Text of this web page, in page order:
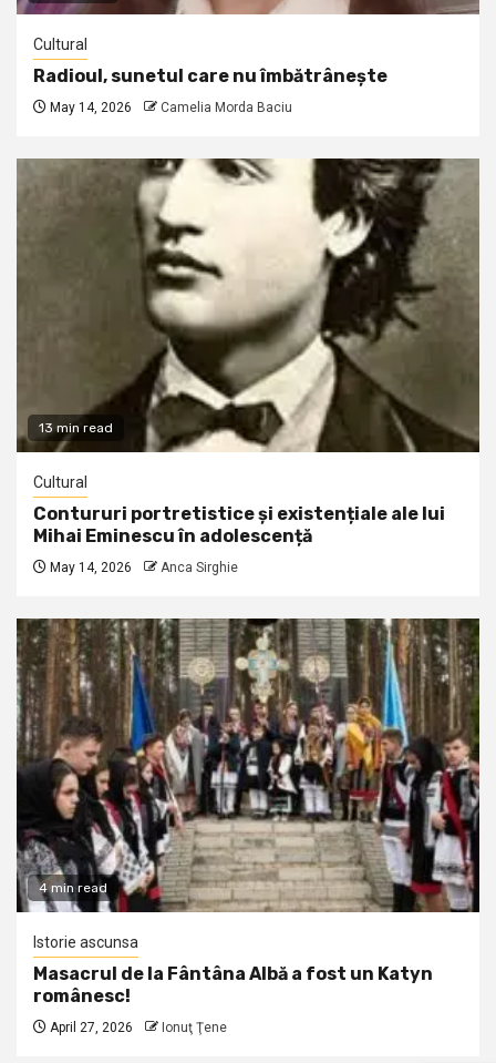
Cultural
Radioul, sunetul care nu îmbătrânește
May 14, 2026 Camelia Morda Baciu
13 min read
Cultural
Contururi portretistice și existențiale ale lui
Mihai Eminescu în adolescență
May 14, 2026 Anca Sirghie
4 min read
Istorie ascunsa
Masacrul de la Fântâna Albă a fost un Katyn
românesc!
April 27, 2026 Ionuţ Ţene